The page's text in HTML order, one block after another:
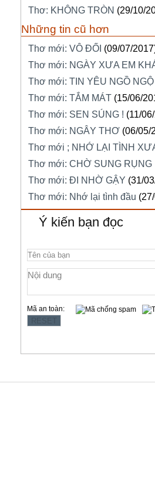
Thơ: KHÔNG TRÒN (29/10/
Những tin cũ hơn
Thơ mới: VÔ ĐỐI (09/07/
Thơ mới: NGÀY XƯA EM
Thơ mới: TIN YÊU NGỒ NGỘ
Thơ mới: TẮM MÁT (15/06/
Thơ mới: SEN SÚNG ! (11/
Thơ mới: NGÂY THƠ (06/05/
Thơ mới ; NHỚ LẠI TÌNH
Thơ mới: CHỜ SUNG RỤNG
Thơ mới: ĐI NHỜ GẬY (31/
Thơ mới: Nhớ lại tình đầu
Ý kiến bạn đọc
Mã an toàn: